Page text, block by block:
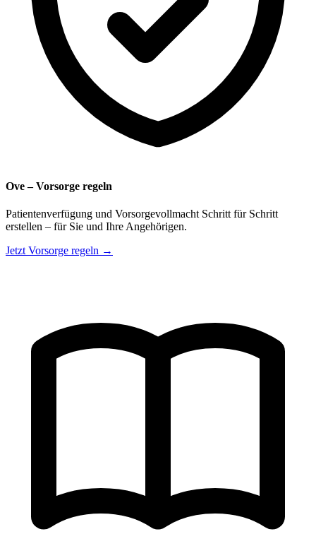
Ove – Vorsorge regeln
Patientenverfügung und Vorsorgevollmacht Schritt für Schritt
erstellen – für Sie und Ihre Angehörigen.
Jetzt Vorsorge regeln →